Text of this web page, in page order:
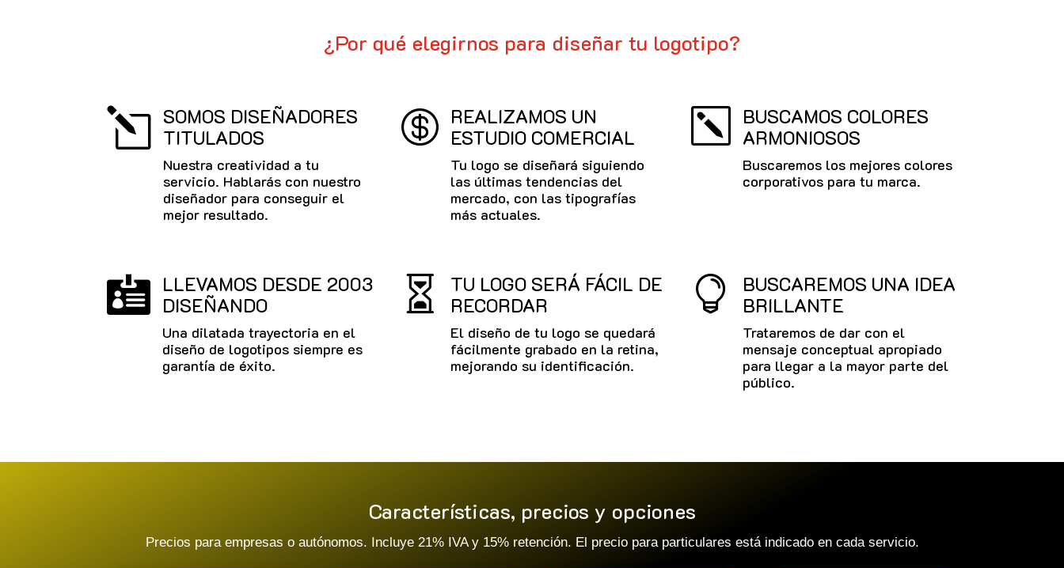
¿Por qué elegirnos para diseñar tu logotipo?
l SOMOS DISEÑADORES
TITULADOS
Nuestra creatividad a tu
servicio. Hablarás con nuestro
diseñador para conseguir el
mejor resultado.
 REALIZAMOS UN
ESTUDIO COMERCIAL
Tu logo se diseñará siguiendo
las últimas tendencias del
mercado, con las tipografías
más actuales.
k
BUSCAMOS COLORES
ARMONIOSOS
Buscaremos los mejores colores
corporativos para tu marca.
 LLEVAMOS DESDE 2003
DISEÑANDO
Una dilatada trayectoria en el
diseño de logotipos siempre es
garantía de éxito.

TU LOGO SERÁ FÁCIL DE
RECORDAR
El diseño de tu logo se quedará
fácilmente grabado en la retina,
mejorando su identificación.

BUSCAREMOS UNA IDEA
BRILLANTE
Trataremos de dar con el
mensaje conceptual apropiado
para llegar a la mayor parte del
público.
Características, precios y opciones
Precios para empresas o autónomos. Incluye 21% IVA y 15% retención. El precio para particulares está indicado en cada servicio.